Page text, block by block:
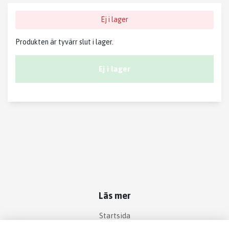
Ej i lager
Produkten är tyvärr slut i lager.
Ej i lager
Läs mer
Startsida